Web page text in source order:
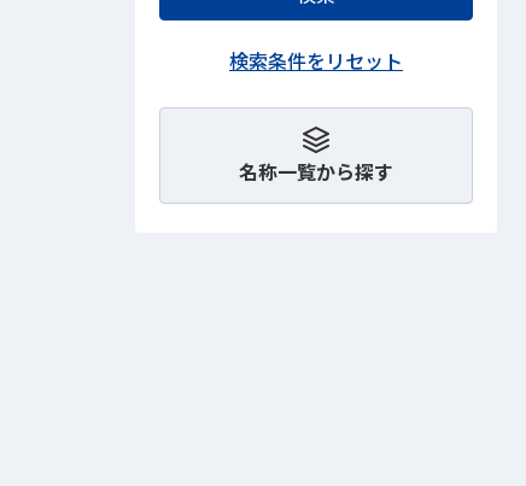
名称一覧から探す